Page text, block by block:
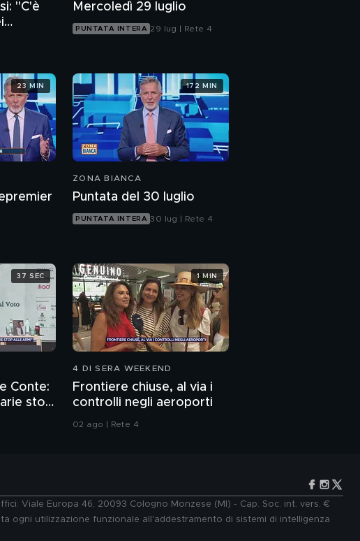
"C'è
Mercoledì 29 luglio
PUNTATA INTERA 29 lug | Rete 4
23 MIN
ZONA BIANCA
Puntata del 30 luglio
PUNTATA INTERA 30 lug | Rete 4
172 MIN
Conte:
stop
37 SEC
4 DI SERA WEEKEND
Frontiere chiuse, al via i
controlli negli aeroporti
02 ago | Rete 4
1 MIN
Viale Europa 46, 20093 Cologno Monzese (MI) - Cap. Soc. int. vers. €
ogni utilizzazione funzionale all'addestramento di sistemi di intelligenza